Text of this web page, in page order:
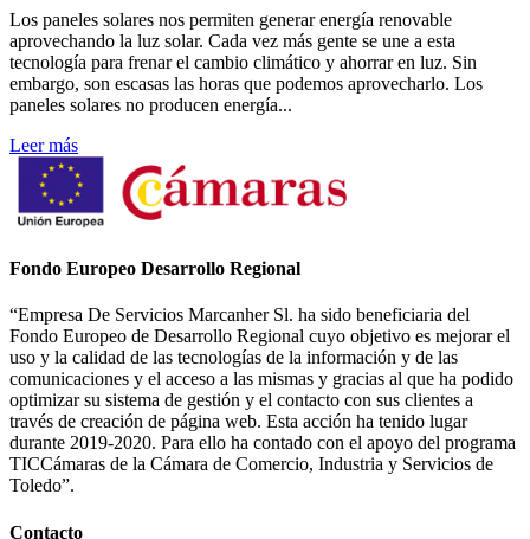
Los paneles solares nos permiten generar energía renovable
aprovechando la luz solar. Cada vez más gente se une a esta
tecnología para frenar el cambio climático y ahorrar en luz. Sin
embargo, son escasas las horas que podemos aprovecharlo. Los
paneles solares no producen energía...
Leer más
Fondo Europeo Desarrollo Regional
“Empresa De Servicios Marcanher Sl. ha sido beneficiaria del
Fondo Europeo de Desarrollo Regional cuyo objetivo es mejorar el
uso y la calidad de las tecnologías de la información y de las
comunicaciones y el acceso a las mismas y gracias al que ha podido
optimizar su sistema de gestión y el contacto con sus clientes a
través de creación de página web. Esta acción ha tenido lugar
durante 2019-2020. Para ello ha contado con el apoyo del programa
TICCámaras de la Cámara de Comercio, Industria y Servicios de
Toledo”.
Contacto